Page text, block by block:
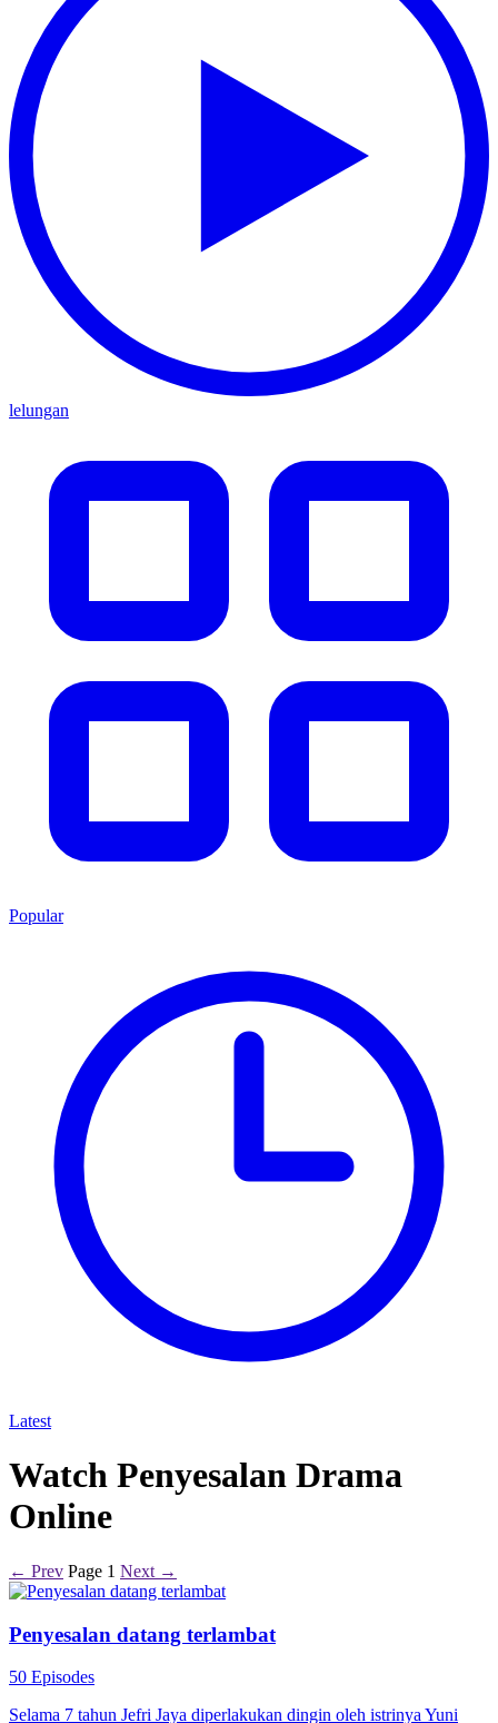
lelungan
Popular
Latest
Watch Penyesalan Drama
Online
← Prev Page 1 Next →
Penyesalan datang terlambat
50 Episodes
Selama 7 tahun Jefri Jaya diperlakukan dingin oleh istrinya Yuni